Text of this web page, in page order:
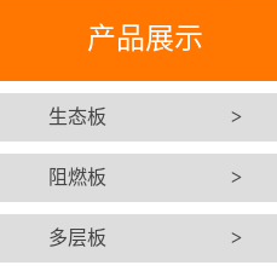
产品展示
生态板 >
阻燃板 >
多层板 >